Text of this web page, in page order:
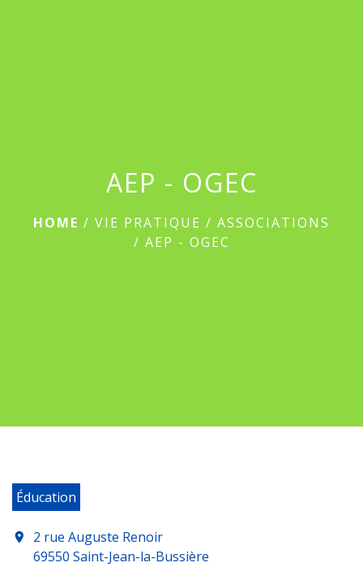
AEP - OGEC
HOME / VIE PRATIQUE / ASSOCIATIONS
/ AEP - OGEC
Éducation
location_on
2 rue Auguste Renoir
69550 Saint-Jean-la-Bussière